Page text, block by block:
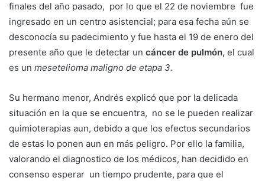
finales del año pasado, por lo que el 22 de noviembre fue
ingresado en un centro asistencial; para esa fecha aún se
desconocía su padecimiento y fue hasta el 19 de enero del
presente año que le detectar un cáncer de pulmón, el cual
es un mesetelioma maligno de etapa 3.
Su hermano menor, Andrés explicó que por la delicada
situación en la que se encuentra, no se le pueden realizar
quimioterapias aun, debido a que los efectos secundarios
de estas lo ponen aun en más peligro. Por ello la familia,
valorando el diagnostico de los médicos, han decidido en
consenso esperar un tiempo prudente, para que el